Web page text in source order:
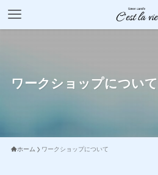
ワークショップについて
ホーム ワークショップについて